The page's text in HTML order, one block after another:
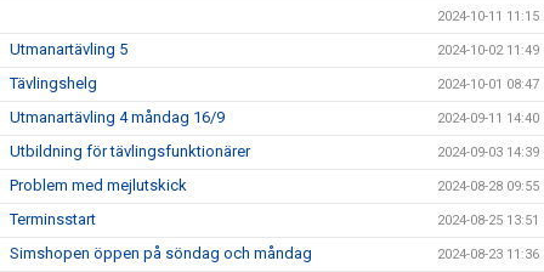
2024-10-11 11:15
Utmanartävling 5 2024-10-02 11:49
Tävlingshelg 2024-10-01 08:47
Utmanartävling 4 måndag 16/9 2024-09-11 14:40
Utbildning för tävlingsfunktionärer 2024-09-03 14:39
Problem med mejlutskick 2024-08-28 09:55
Terminsstart 2024-08-25 13:51
Simshopen öppen på söndag och måndag 2024-08-23 11:36